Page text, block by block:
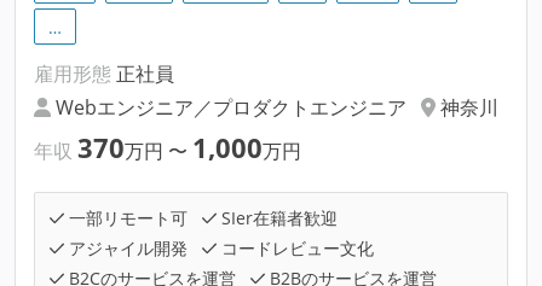
…
雇用形態 正社員
Webエンジニア／プロダクトエンジニア
神奈川
年収 370万円 〜 1,000万円
一部リモート可
SIer在籍者歓迎
アジャイル開発
コードレビュー文化
B2Cのサービスを運営
B2Bのサービスを運営